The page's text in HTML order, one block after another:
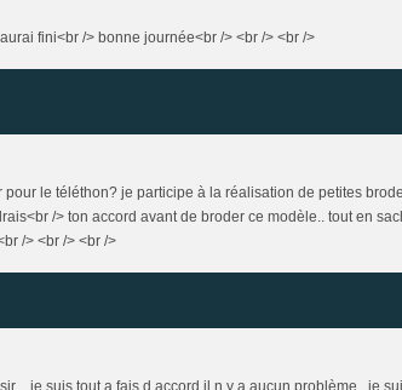
fini<br /> bonne journée<br /> <br /> <br />
le téléthon? je participe à la réalisation de petites
/> ton accord avant de broder ce modèle.. tout en
/> <br /> <br />
, je suis tout a fais d accord il n y a aucun problème , je